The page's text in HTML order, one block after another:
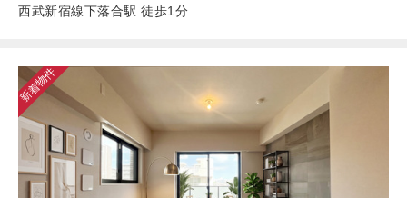
西武新宿線下落合駅 徒歩1分
新着物件